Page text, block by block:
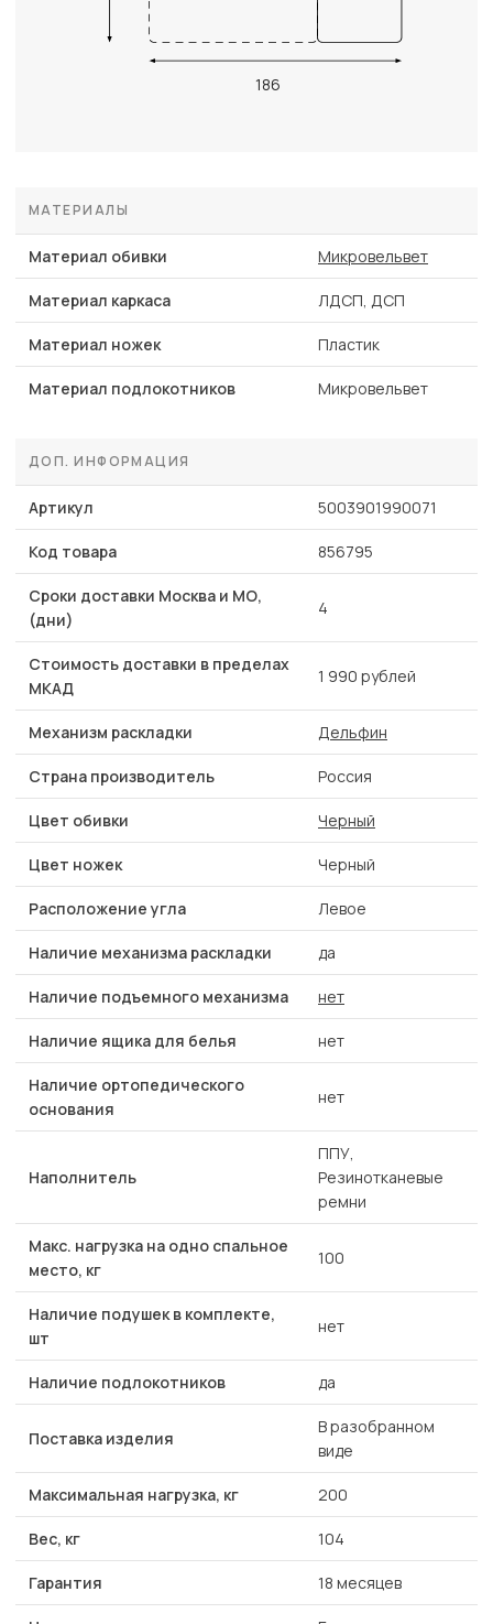
186
МАТЕРИАЛЫ
Материал обивки Микровельвет
Материал каркаса ЛДСП, ДСП
Материал ножек Пластик
Материал подлокотников Микровельвет
ДОП. ИНФОРМАЦИЯ
Артикул 5003901990071
Код товара 856795
Сроки доставки Москва и МО,
(дни)
4
Стоимость доставки в пределах
МКАД
1 990 рублей
Механизм раскладки Дельфин
Страна производитель Россия
Цвет обивки Черный
Цвет ножек Черный
Расположение угла Левое
Наличие механизма раскладки да
Наличие подъемного механизма нет
Наличие ящика для белья нет
Наличие ортопедического
основания
нет
Наполнитель
ППУ,
Резинотканевые
ремни
Макс. нагрузка на одно спальное
место, кг
100
Наличие подушек в комплекте,
шт
нет
Наличие подлокотников да
Поставка изделия
В разобранном
виде
Максимальная нагрузка, кг 200
Вес, кг 104
Гарантия 18 месяцев